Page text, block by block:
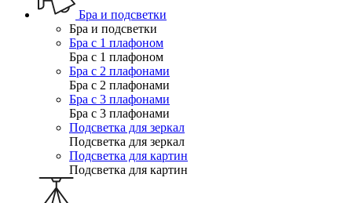
Бра и подсветки
Бра и подсветки
Бра с 1 плафоном
Бра с 1 плафоном
Бра с 2 плафонами
Бра с 2 плафонами
Бра с 3 плафонами
Бра с 3 плафонами
Подсветка для зеркал
Подсветка для зеркал
Подсветка для картин
Подсветка для картин